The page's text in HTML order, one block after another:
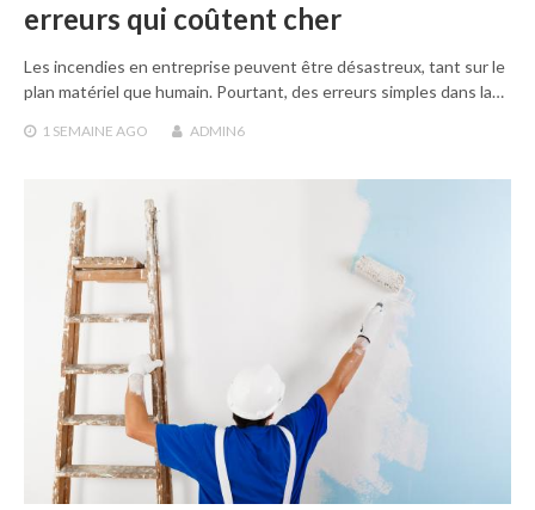
erreurs qui coûtent cher
Les incendies en entreprise peuvent être désastreux, tant sur le
plan matériel que humain. Pourtant, des erreurs simples dans la…
1 SEMAINE AGO ADMIN6